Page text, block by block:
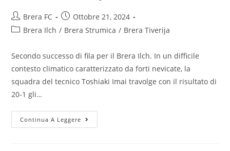
Brera FC
Ottobre 21, 2024
Brera Ilch / Brera Strumica / Brera Tiverija
Secondo successo di fila per il Brera Ilch. In un difficile
contesto climatico caratterizzato da forti nevicate, la
squadra del tecnico Toshiaki Imai travolge con il risultato di
20-1 gli…
Continua A Leggere